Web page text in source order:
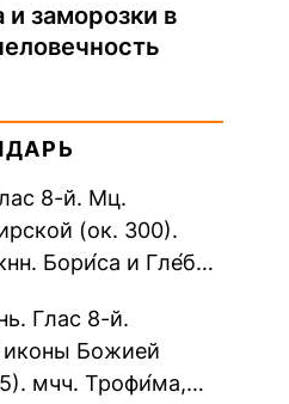
заморозки в
8-й. Мц.
(ок. 300).
Бори́са и Гле́ба,
Прп....
Глас 8-й.
иконы Божией
мчч. Трофи́ма,